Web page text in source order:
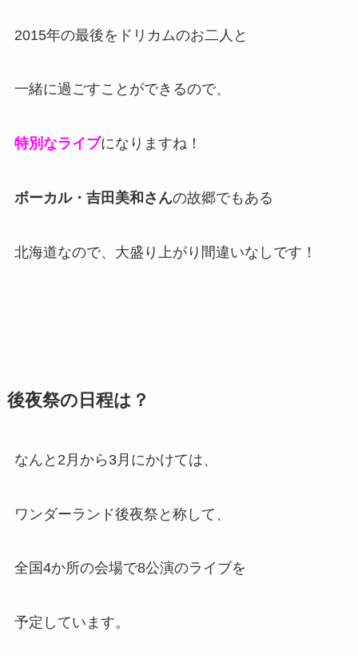
2015年の最後をドリカムのお二人と
一緒に過ごすことができるので、
特別なライブになりますね！
ボーカル・吉田美和さんの故郷でもある
北海道なので、大盛り上がり間違いなしです！
後夜祭の日程は？
なんと2月から3月にかけては、
ワンダーランド後夜祭と称して、
全国4か所の会場で8公演のライブを
予定しています。